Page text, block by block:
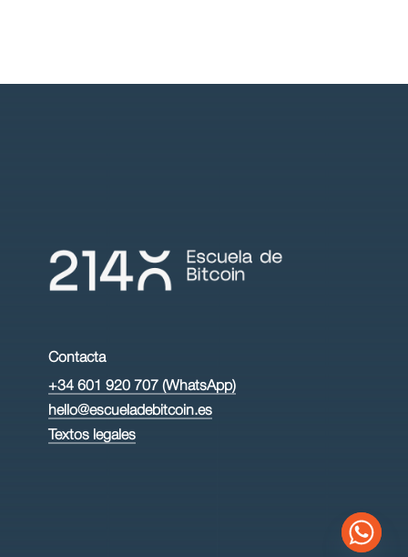
Contacta
+34 601 920 707 (WhatsApp)
hello@escueladebitcoin.es
Textos legales